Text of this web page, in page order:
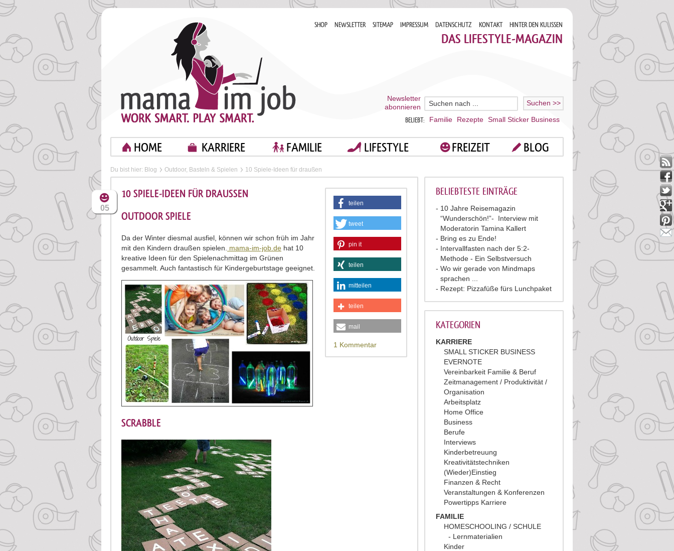
SHOP NEWSLETTER SITEMAP IMPRESSUM DATENSCHUTZ KONTAKT HINTER DEN KULISSEN
DAS LIFESTYLE-MAGAZIN
Newsletter
abonnieren
BELIEBT: Familie Rezepte Small Sticker Business
HOME KARRIERE FAMILIE LIFESTYLE FREIZEIT BLOG
Du bist hier: Blog Outdoor, Basteln & Spielen 10 Spiele-Ideen für draußen
BELIEBTESTE EINTRÄGE
10 Jahre Reisemagazin
“Wunderschön!”- Interview mit
Moderatorin Tamina Kallert
Bring es zu Ende!
Intervallfasten nach der 5:2-
Methode - Ein Selbstversuch
Wo wir gerade von Mindmaps
sprachen ...
Rezept: Pizzafüße fürs Lunchpaket
KATEGORIEN
KARRIERE
SMALL STICKER BUSINESS
EVERNOTE
Vereinbarkeit Familie & Beruf
Zeitmanagement / Produktivität /
Organisation
Arbeitsplatz
Home Office
Business
Berufe
Interviews
Kinderbetreuung
Kreativitätstechniken
(Wieder)Einstieg
Finanzen & Recht
Veranstaltungen & Konferenzen
Powertipps Karriere
FAMILIE
HOMESCHOOLING / SCHULE
Lernmaterialien
Kinder
teilen
tweet
pin it
teilen
mitteilen
teilen
mail
1 Kommentar
10 SPIELE-IDEEN FÜR DRAUSSEN
OUTDOOR SPIELE
Da der Winter diesmal ausfiel, können wir schon früh im Jahr
mit den Kindern draußen spielen.
mama-im-job.de hat 10
kreative Ideen für den Spielenachmittag im Grünen
gesammelt. Auch fantastisch für Kindergeburtstage geeignet.
SCRABBLE
05